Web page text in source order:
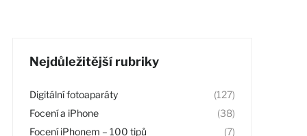
Nejdůležitější rubriky
Digitální fotoaparáty
(127)
Focení a iPhone
(38)
Focení iPhonem – 100 tipů
(7)